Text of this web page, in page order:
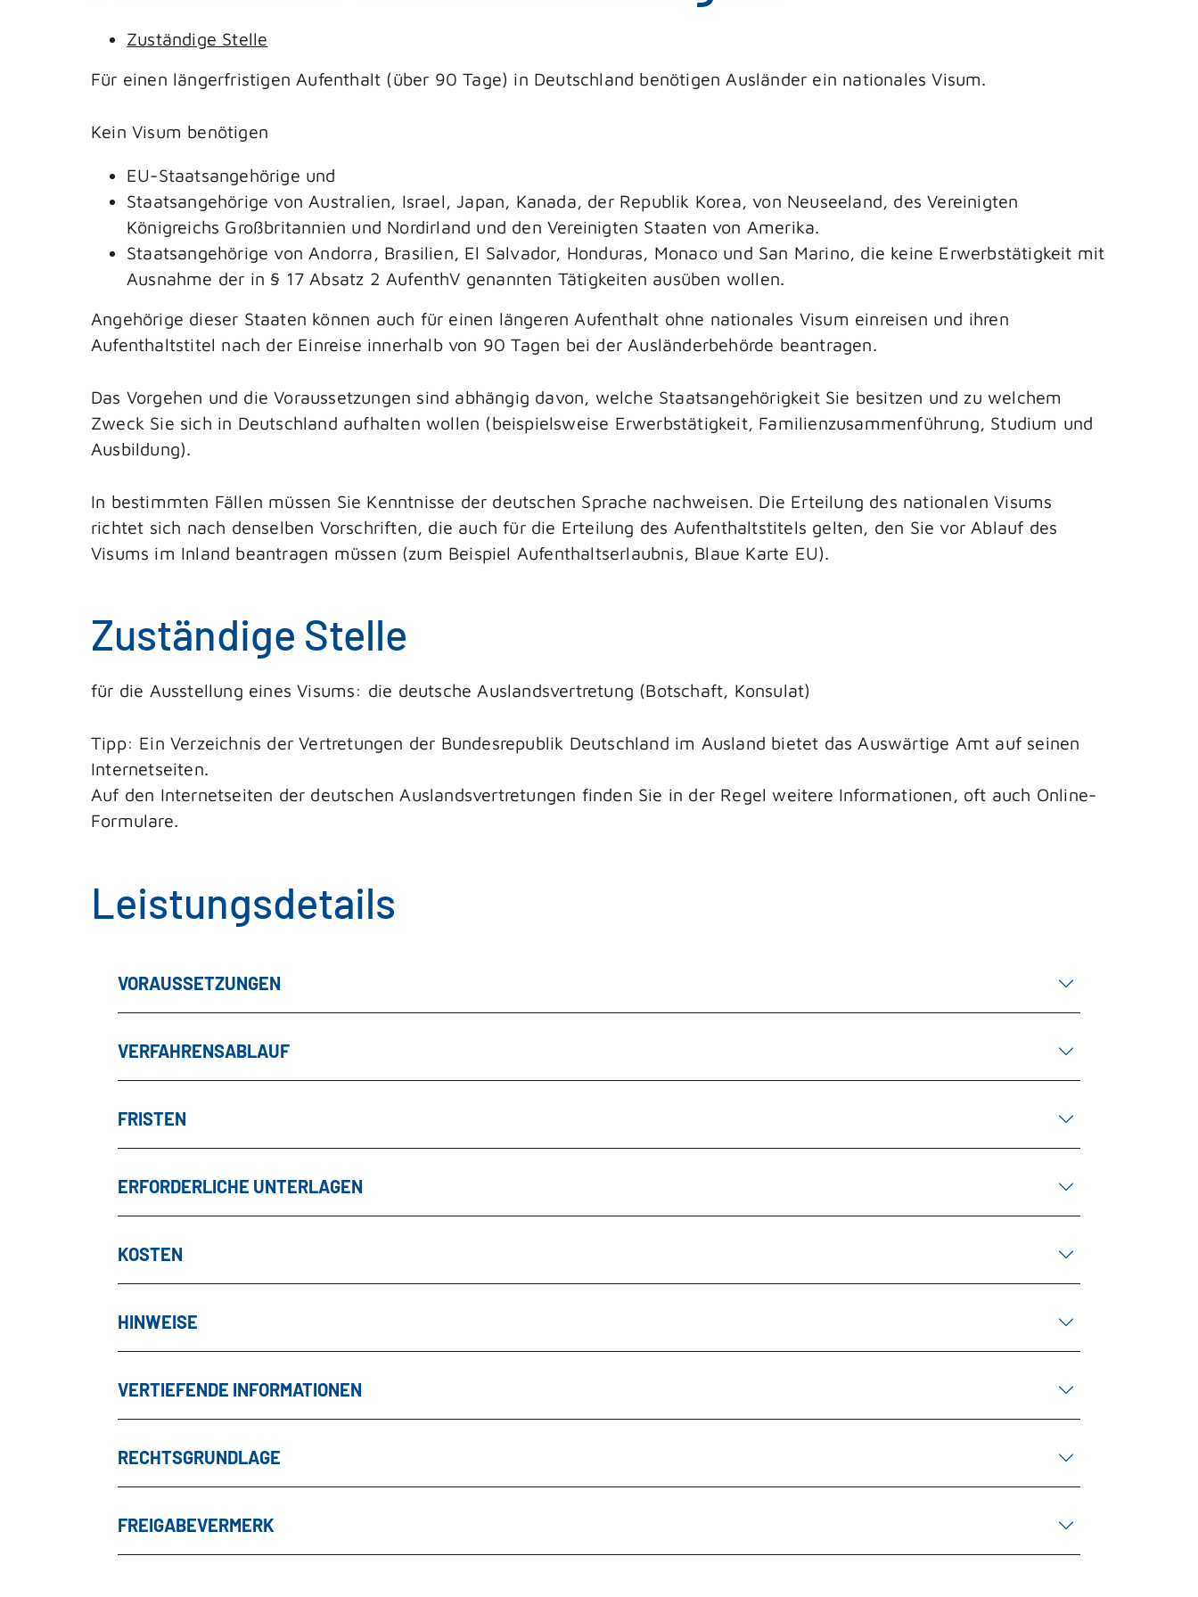
Zuständige Stelle
Für einen längerfristigen Aufenthalt (über 90 Tage) in Deutschland benötigen Ausländer ein nationales Visum.
Kein Visum benötigen
EU-Staatsangehörige und
Staatsangehörige von Australien, Israel, Japan, Kanada, der Republik Korea, von Neuseeland, des Vereinigten
Königreichs Großbritannien und Nordirland und den Vereinigten Staaten von Amerika.
Staatsangehörige von Andorra, Brasilien, El Salvador, Honduras, Monaco und San Marino, die keine Erwerbstätigkeit mit
Ausnahme der in § 17 Absatz 2 AufenthV genannten Tätigkeiten ausüben wollen.
Angehörige dieser Staaten können auch für einen längeren Aufenthalt ohne nationales Visum einreisen und ihren
Aufenthaltstitel nach der Einreise innerhalb von 90 Tagen bei der Ausländerbehörde beantragen.
Das Vorgehen und die Voraussetzungen sind abhängig davon, welche Staatsangehörigkeit Sie besitzen und zu welchem
Zweck Sie sich in Deutschland aufhalten wollen (beispielsweise Erwerbstätigkeit, Familienzusammenführung, Studium und
Ausbildung).
In bestimmten Fällen müssen Sie Kenntnisse der deutschen Sprache nachweisen. Die Erteilung des nationalen Visums
richtet sich nach denselben Vorschriften, die auch für die Erteilung des Aufenthaltstitels gelten, den Sie vor Ablauf des
Visums im Inland beantragen müssen (zum Beispiel Aufenthaltserlaubnis, Blaue Karte EU).
Zuständige Stelle
für die Ausstellung eines Visums: die deutsche Auslandsvertretung (Botschaft, Konsulat)
Tipp: Ein Verzeichnis der Vertretungen der Bundesrepublik Deutschland im Ausland bietet das Auswärtige Amt auf seinen
Internetseiten.
Auf den Internetseiten der deutschen Auslandsvertretungen finden Sie in der Regel weitere Informationen, oft auch Online-
Formulare.
Leistungsdetails
VORAUSSETZUNGEN
VERFAHRENSABLAUF
FRISTEN
ERFORDERLICHE UNTERLAGEN
KOSTEN
HINWEISE
VERTIEFENDE INFORMATIONEN
RECHTSGRUNDLAGE
FREIGABEVERMERK